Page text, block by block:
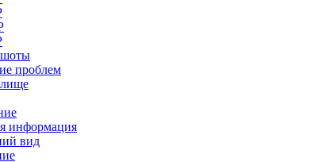
проблем
информация
вид